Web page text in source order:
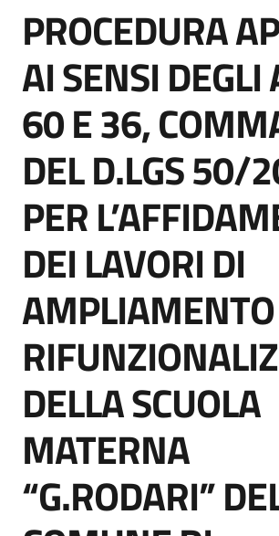
acquisto
Supporto
Piattaforme
telematiche
English
site
Seguici
su
Salta al contenuto
PROCEDURA
AI SENSI DEGLI
60 E 36,
DEL D.LGS 50/
PER
DEI LAVORI DI
DELLA SCUOLA
MATERNA
“G.RODARI”